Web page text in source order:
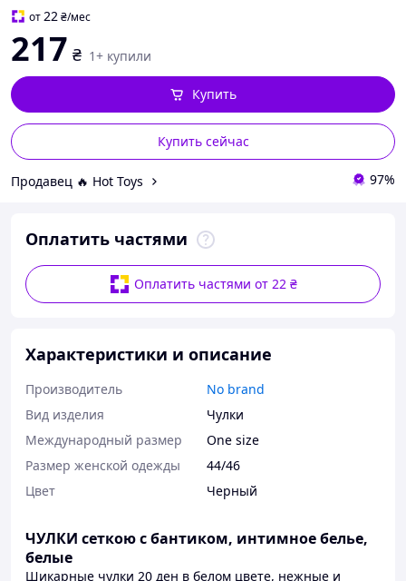
от22₴/мес
217 ₴ 1+ купили
Купить сейчас
Купить
Продавец 🔥 Hot Toys 97%
Оплатить частями
Оплатить частями от 22 ₴
Характеристики и описание
Производитель
No brand
Вид изделия
Чулки
Международный размер
One size
Размер женской одежды
44/46
Цвет
Черный
ЧУЛКИ сеткою с бантиком, интимное белье,
белые
Шикарные чулки 20 ден в белом цвете, нежные и